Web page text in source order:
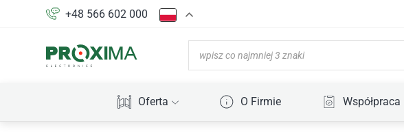
+48 566 602 000
Oferta O Firmie Współpraca